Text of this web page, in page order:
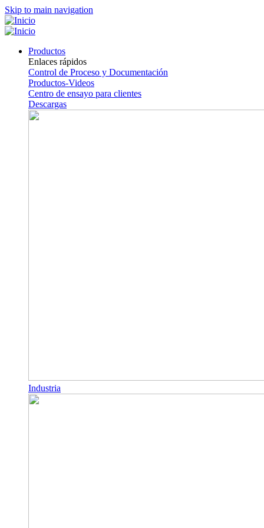
Skip to main navigation
Productos
Enlaces rápidos
Control de Proceso y Documentación
Productos-Videos
Centro de ensayo para clientes
Descargas
Industria